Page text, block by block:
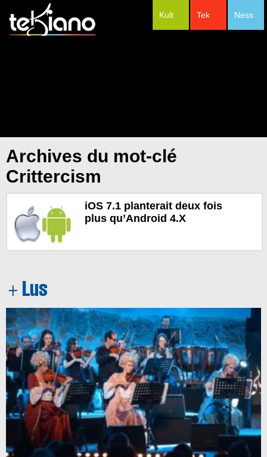
Ness
Tek
Kult
Archives du mot-clé
Crittercism
iOS 7.1 planterait deux fois
plus qu’Android 4.X